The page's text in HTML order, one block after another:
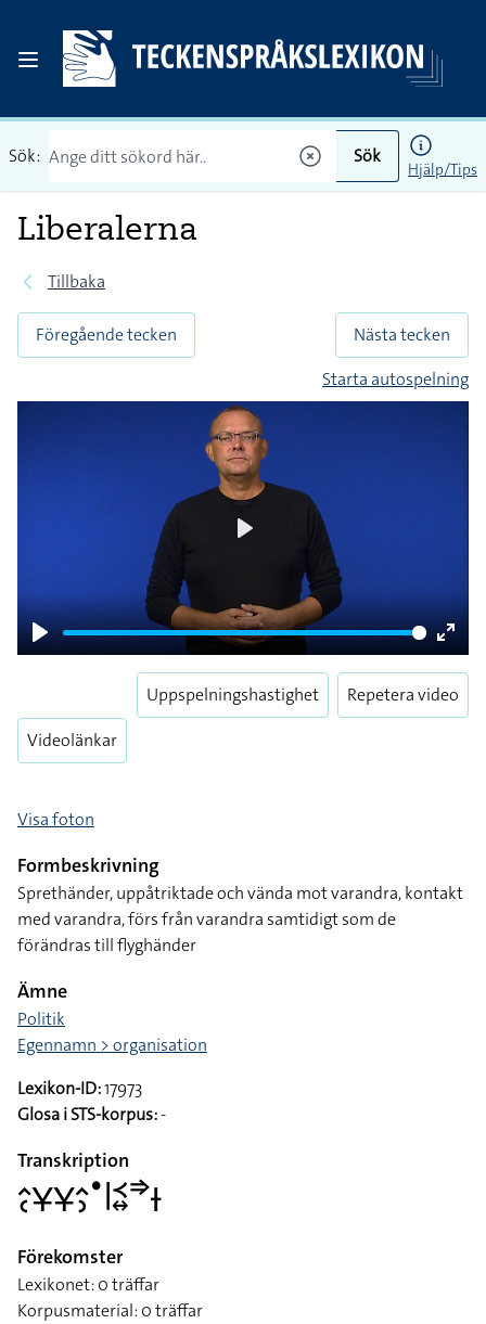
Sök: Sök
Hjälp/Tips
Liberalerna
Tillbaka
Föregående tecken
Nästa tecken
Starta autospelning
Play
Enter
Videolänkar
Uppspelningshastighet Repetera video
Visa foton
Formbeskrivning
Sprethänder, uppåtriktade och vända mot varandra, kontakt
med varandra, förs från varandra samtidigt som de
förändras till flyghänder
Ämne
Politik
Egennamn > organisation
Lexikon-ID:17973
Glosa i STS-korpus:-
Transkription
􌤵􌥗􌥃􌥃􌤵􌤶􌤟􌥼􌥹􌦉􌦆􌥑
Förekomster
Lexikonet: 0 träffar
Korpusmaterial: 0 träffar